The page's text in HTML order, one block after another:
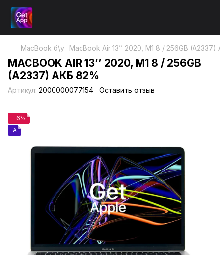
MacBook б\у MacBook Air 13’’ 2020, М1 8 / 256GB
MACBOOK AIR 13’’ 2020, М1 8 / 256GB
(A2337) АКБ 82%
Артикул: 2000000077154 Оставить отзыв
−6%
A